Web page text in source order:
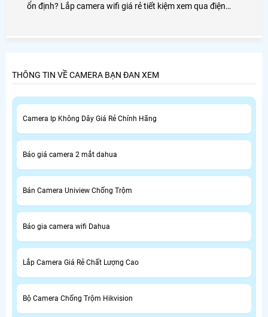
ổn định? Lắp camera wifi giá rẻ tiết kiệm xem qua điện
THÔNG TIN VỀ CAMERA BẠN ĐAN XEM
Camera Ip Không Dây Giá Rẻ Chính Hãng
Báo giá camera 2 mắt dahua
Bán Camera Uniview Chống Trộm
Báo gia camera wifi Dahua
Lắp Camera Giá Rẻ Chất Lượng Cao
Bộ Camera Chống Trộm Hikvision